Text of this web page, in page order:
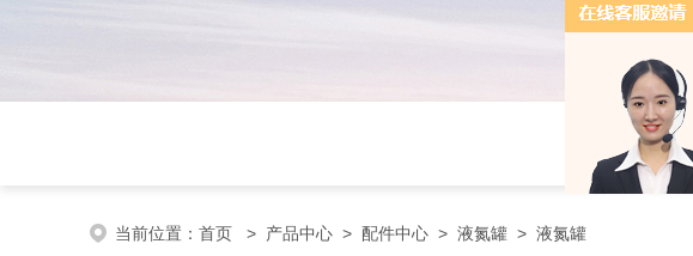
当前位置： 首页 > 产品中心 > 配件中心 > 液氮罐 > 液氮罐